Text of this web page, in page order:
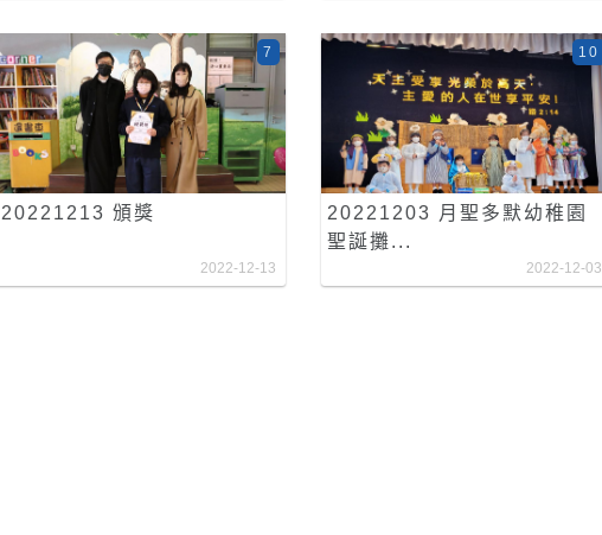
20221213 頒獎
7
2022-12-13
20221203 月聖多默幼稚園
聖誕攤...
10
2022-12-03